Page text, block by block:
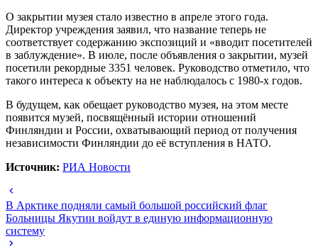
О закрытии музея стало известно в апреле этого года.
Директор учреждения заявил, что название теперь не
соответствует содержанию экспозиций и «вводит посетителей
в заблуждение». В июле, после объявления о закрытии, музей
посетили рекордные 3351 человек. Руководство отметило, что
такого интереса к объекту на не наблюдалось с 1980-х годов.
В будущем, как обещает руководство музея, на этом месте
появится музей, посвящённый истории отношений
Финляндии и России, охватывающий период от получения
независимости Финляндии до её вступления в НАТО.
Источник: РИА Новости
В Арктике подняли самый большой российский флаг
Больницы Якутии войдут в единую информационную
систему